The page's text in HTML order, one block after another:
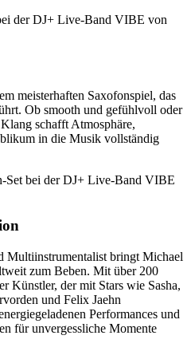
meisterhaften Saxofonspiel, das
Ob smooth und gefühlvoll oder
schafft Atmosphäre,
in die Musik vollständig
Multiinstrumentalist bringt Michael
zum Beben. Mit über 200
Künstler, der mit Stars wie Sasha,
und Felix Jaehn
Performances und
für unvergessliche Momente